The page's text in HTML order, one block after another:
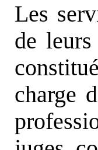
Les
de
charge